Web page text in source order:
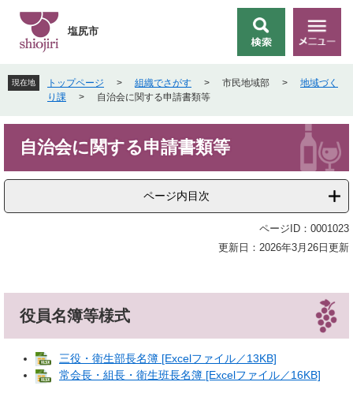
先
頭
す
を
飛
し
文
索
メ
ニ
ー
塩尻市
現在地 トップページ > 組織でさがす > 市民地域部 >
地域づく
り課
> 自治会に関する申請書類等
自治会に関する申請書類等
ページ内目次
ページID：0001023
更新日：2026年3月26日更新
役員名簿等様式
三役・衛生部長名簿 [Excelファイル／13KB]
常会長・組長・衛生班長名簿 [Excelファイル／16KB]